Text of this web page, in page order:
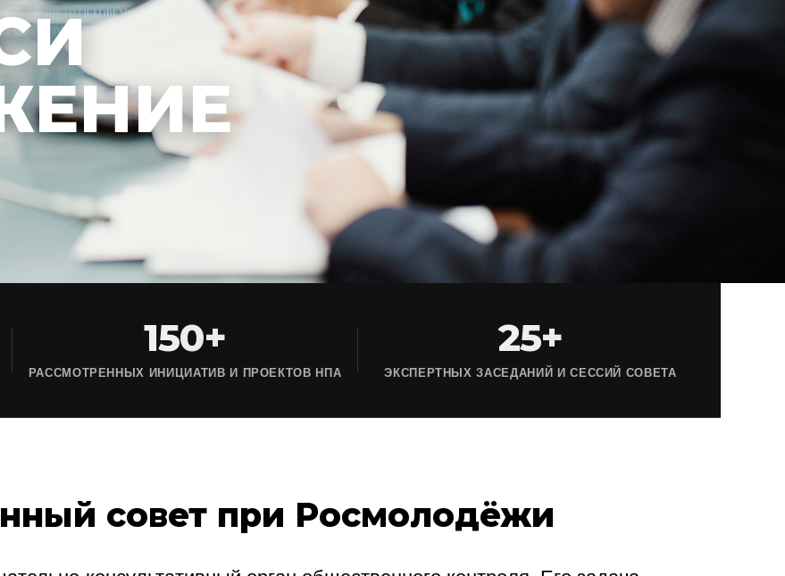
150+
РАССМОТРЕННЫХ ИНИЦИАТИВ И ПРОЕКТОВ НПА
25+
ЭКСПЕРТНЫХ ЗАСЕДАНИЙ И СЕССИЙ СОВЕТА
совет при Росмолодёжи